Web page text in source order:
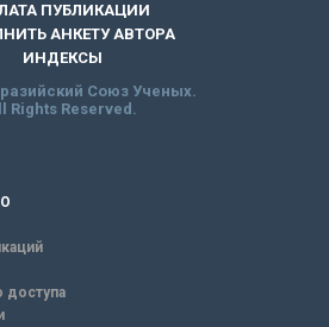
ПУБЛИКАЦИИ
АНКЕТУ АВТОРА
ИНДЕКСЫ
Союз Ученых.
Rights Reserved.
доступа